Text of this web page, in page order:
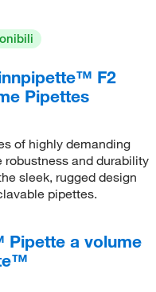
F2
Pipettes
of highly demanding
and durability
sleek, rugged design
pipettes.
Pipette a volume